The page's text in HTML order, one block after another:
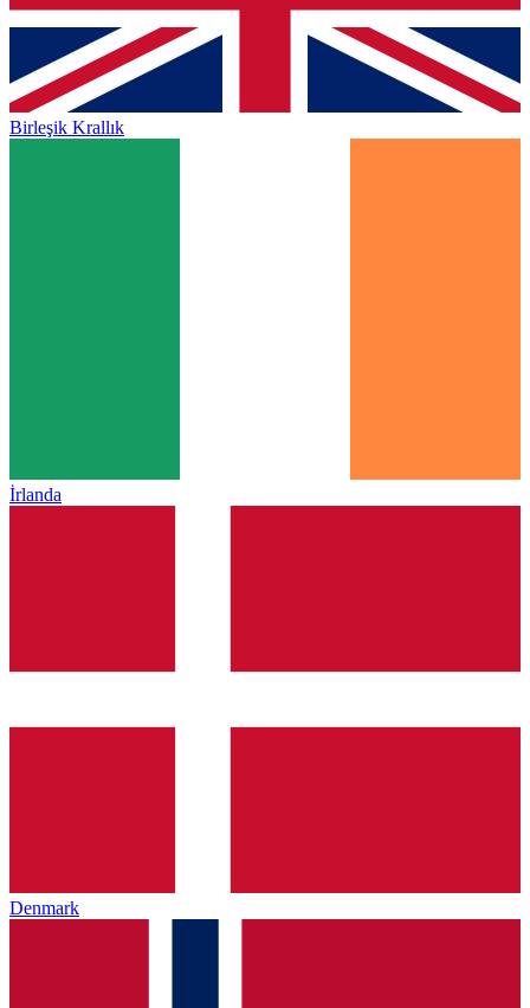
Birleşik Krallık
İrlanda
Denmark